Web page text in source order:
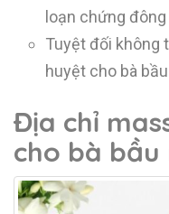
loạn chứng
Tuyệt đối không
huyệt cho bà
Địa chỉ
cho bà